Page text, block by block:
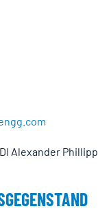
DI Alexander Phillipp